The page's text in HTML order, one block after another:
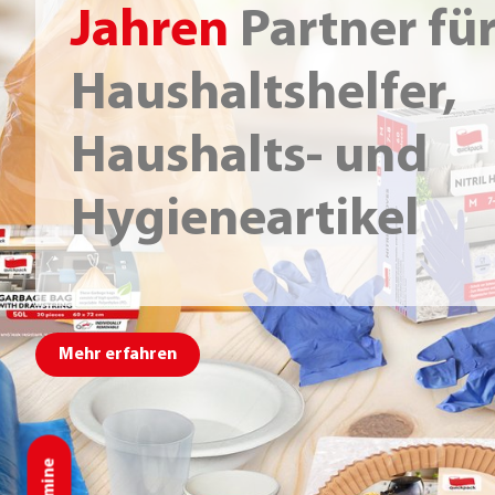
Jahren Partner
Haushaltshelfer,
Haushalts- und
Hygieneartikel
Mehr erfahren